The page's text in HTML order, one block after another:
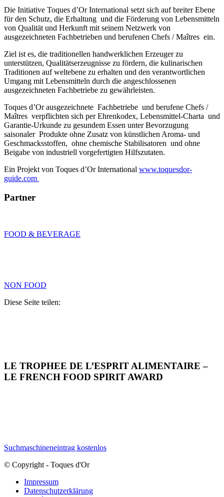
Die Initiative Toques d’Or International setzt sich auf breiter Ebene
für den Schutz, die Erhaltung und die Förderung von Lebensmitteln
von Qualität und Herkunft mit seinem Netzwerk von
ausgezeichneten Fachbetrieben und berufenen Chefs / Maîtres ein.
Ziel ist es, die traditionellen handwerklichen Erzeuger zu
unterstützen, Qualitätserzeugnisse zu fördern, die kulinarischen
Traditionen auf weltebene zu erhalten und den verantwortlichen
Umgang mit Lebensmitteln durch die angeschlossenen
ausgezeichneten Fachbetriebe zu gewährleisten.
Toques d’Or ausgezeichnete Fachbetriebe und berufene Chefs /
Maîtres verpflichten sich per Ehrenkodex, Lebensmittel-Charta und
Garantie-Urkunde zu gesundem Essen unter Bevorzugung
saisonaler Produkte ohne Zusatz von künstlichen Aroma- und
Geschmacksstoffen, ohne chemische Stabilisatoren und ohne
Beigabe von industriell vorgefertigten Hilfszutaten.
Ein Projekt von Toques d’Or International www.toquesdor-
guide.com
Partner
FOOD & BEVERAGE
NON FOOD
Diese Seite teilen:
LE TROPHEE DE L’ESPRIT ALIMENTAIRE –
LE FRENCH FOOD SPIRIT AWARD
Suchmaschineneintrag kostenlos
© Copyright - Toques d'Or
Impressum
Datenschutzerklärung